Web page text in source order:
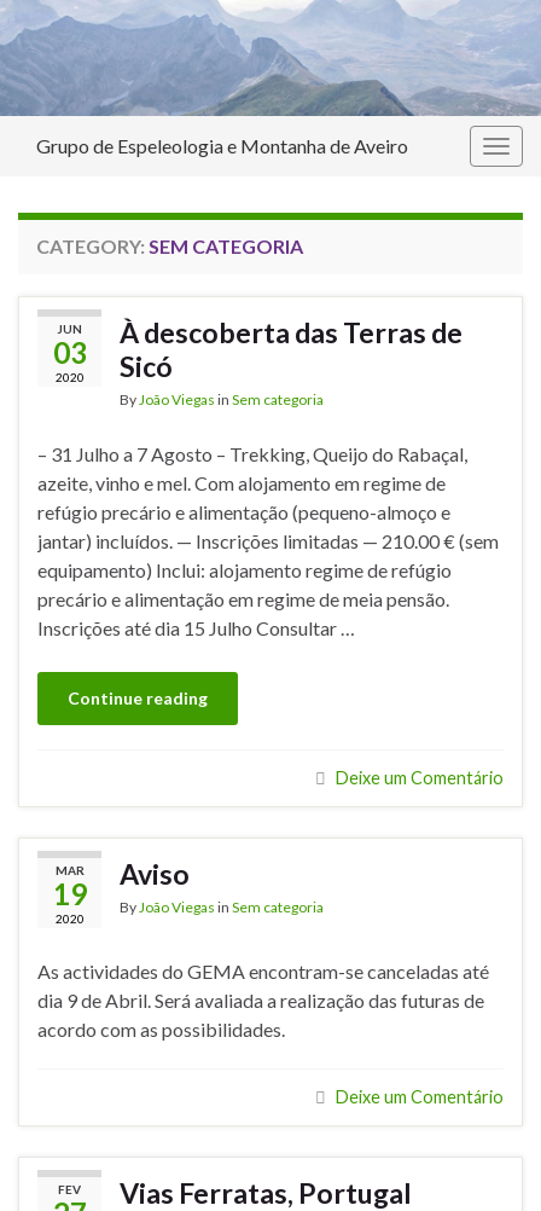
Grupo de Espeleologia e Montanha de Aveiro
CATEGORY: SEM CATEGORIA
JUN
03
2020
À descoberta das Terras de
Sicó
By João Viegas in Sem categoria
– 31 Julho a 7 Agosto – Trekking, Queijo do Rabaçal,
azeite, vinho e mel. Com alojamento em regime de
refúgio precário e alimentação (pequeno-almoço e
jantar) incluídos. — Inscrições limitadas — 210.00 € (sem
equipamento) Inclui: alojamento regime de refúgio
precário e alimentação em regime de meia pensão.
Inscrições até dia 15 Julho Consultar …
Continue reading
Deixe um Comentário
MAR
19
2020
Aviso
By João Viegas in Sem categoria
As actividades do GEMA encontram-se canceladas até
dia 9 de Abril. Será avaliada a realização das futuras de
acordo com as possibilidades.
Deixe um Comentário
FEV Vias Ferratas, Portugal